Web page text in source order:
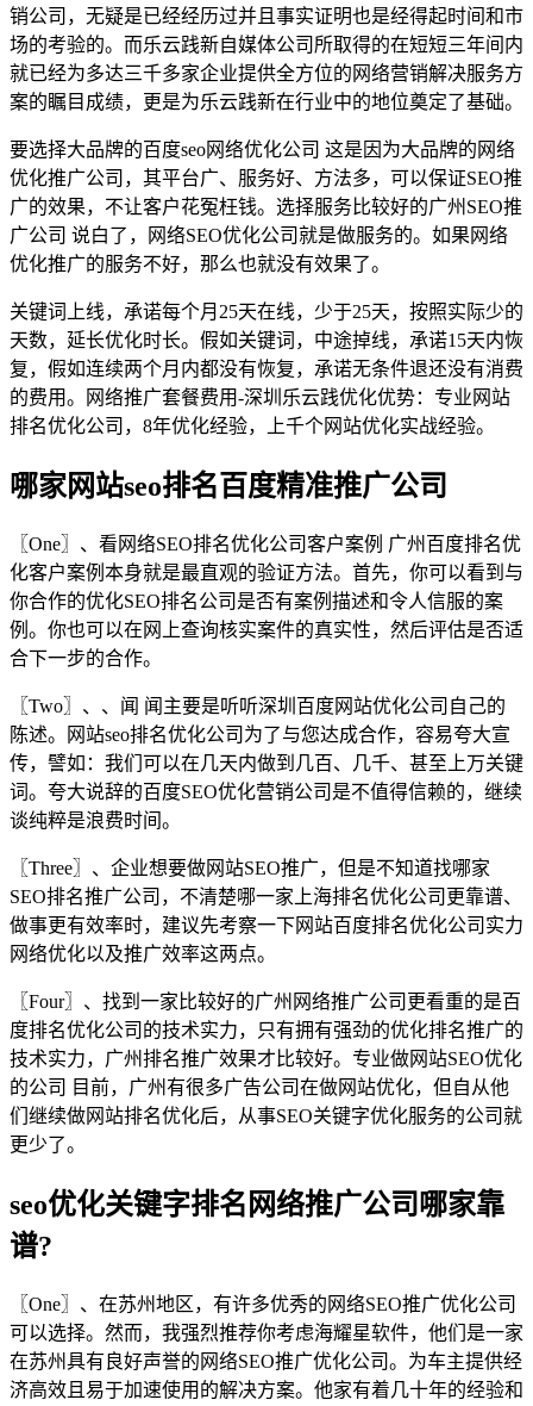
销公司，无疑是已经经历过并且事实证明也是经得起时间和市
场的考验的。而乐云践新自媒体公司所取得的在短短三年间内
就已经为多达三千多家企业提供全方位的网络营销解决服务方
案的瞩目成绩，更是为乐云践新在行业中的地位奠定了基础。
要选择大品牌的百度seo网络优化公司 这是因为大品牌的网络
优化推广公司，其平台广、服务好、方法多，可以保证SEO推
广的效果，不让客户花冤枉钱。选择服务比较好的广州SEO推
广公司 说白了，网络SEO优化公司就是做服务的。如果网络
优化推广的服务不好，那么也就没有效果了。
关键词上线，承诺每个月25天在线，少于25天，按照实际少的
天数，延长优化时长。假如关键词，中途掉线，承诺15天内恢
复，假如连续两个月内都没有恢复，承诺无条件退还没有消费
的费用。网络推广套餐费用-深圳乐云践优化优势：专业网站
排名优化公司，8年优化经验，上千个网站优化实战经验。
哪家网站seo排名百度精准推广公司
〖One〗、看网络SEO排名优化公司客户案例 广州百度排名优
化客户案例本身就是最直观的验证方法。首先，你可以看到与
你合作的优化SEO排名公司是否有案例描述和令人信服的案
例。你也可以在网上查询核实案件的真实性，然后评估是否适
合下一步的合作。
〖Two〗、、闻 闻主要是听听深圳百度网站优化公司自己的
陈述。网站seo排名优化公司为了与您达成合作，容易夸大宣
传，譬如：我们可以在几天内做到几百、几千、甚至上万关键
词。夸大说辞的百度SEO优化营销公司是不值得信赖的，继续
谈纯粹是浪费时间。
〖Three〗、企业想要做网站SEO推广，但是不知道找哪家
SEO排名推广公司，不清楚哪一家上海排名优化公司更靠谱、
做事更有效率时，建议先考察一下网站百度排名优化公司实力
网络优化以及推广效率这两点。
〖Four〗、找到一家比较好的广州网络推广公司更看重的是百
度排名优化公司的技术实力，只有拥有强劲的优化排名推广的
技术实力，广州排名推广效果才比较好。专业做网站SEO优化
的公司 目前，广州有很多广告公司在做网站优化，但自从他
们继续做网站排名优化后，从事SEO关键字优化服务的公司就
更少了。
seo优化关键字排名网络推广公司哪家靠
谱?
〖One〗、在苏州地区，有许多优秀的网络SEO推广优化公司
可以选择。然而，我强烈推荐你考虑海耀星软件，他们是一家
在苏州具有良好声誉的网络SEO推广优化公司。为车主提供经
济高效且易于加速使用的解决方案。他家有着几十年的经验和